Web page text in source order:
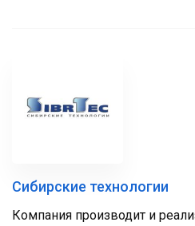
Сибирские технологии
Компания производит и